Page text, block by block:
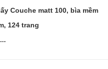
Couche matt 100, bìa mềm
124 trang